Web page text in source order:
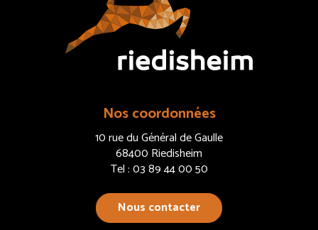
Nos coordonnées
10 rue du Général de Gaulle
68400 Riedisheim
Tel : 03 89 44 00 50
Nous contacter